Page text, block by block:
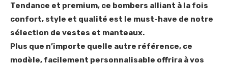
Tendance et premium, ce bombers alliant à la fois
confort, style et qualité est le must-have de notre
sélection de vestes et manteaux.
Plus que n’importe quelle autre référence, ce
modèle, facilement personnalisable offrira à vos